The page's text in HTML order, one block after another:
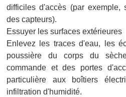
difficiles d'accès (par exemple,
des capteurs).
Essuyer les surfaces extérieures
Enlevez les traces d'eau, les
poussière du corps du
commande et des portes
particulière aux boîtiers
infiltration d'humidité.